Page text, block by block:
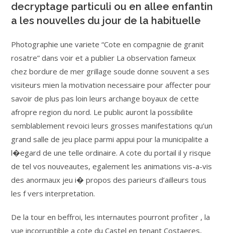
decryptage particuli ou en allee enfantin
a les nouvelles du jour de la habituelle
Photographie une variete “Cote en compagnie de granit
rosatre” dans voir et a publier La observation fameux
chez bordure de mer grillage soude donne souvent a ses
visiteurs mien la motivation necessaire pour affecter pour
savoir de plus pas loin leurs archange boyaux de cette
afropre region du nord. Le public auront la possibilite
semblablement revoici leurs grosses manifestations qu’un
grand salle de jeu place parmi appui pour la municipalite a
l�egard de une telle ordinaire. A cote du portail il y risque
de tel vos nouveautes, egalement les animations vis-a-vis
des anormaux jeu i� propos des parieurs d’ailleurs tous
les f vers interpretation.
De la tour en beffroi, les internautes pourront profiter , la
vue incorruptible a cote du Castel en tenant Costaeres,